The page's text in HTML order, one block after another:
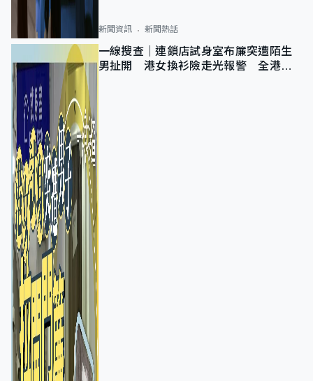
新聞資訊 新聞熱話
一線搜查｜連鎖店試身室布簾突遭陌生
男扯開 港女換衫險走光報警 全港分